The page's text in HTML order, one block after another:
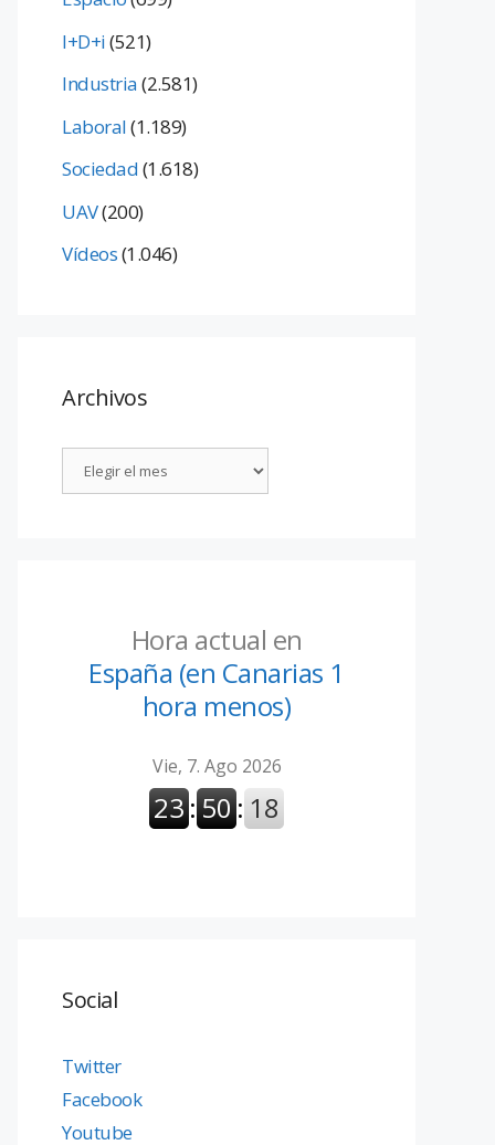
I+D+i(521)
Industria(2.581)
Laboral(1.189)
Sociedad(1.618)
UAV(200)
Vídeos(1.046)
Archivos
Hora actual en
España (en Canarias 1
hora menos)
Social
Twitter
Facebook
Youtube